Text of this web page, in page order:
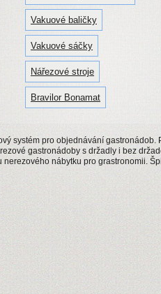
Vakuové baličky
Vakuové sáčky
Nářezové stroje
Bravilor Bonamat
systém pro objednávání
gastronádoby s držadly i bez
nábytku pro grastronomii.